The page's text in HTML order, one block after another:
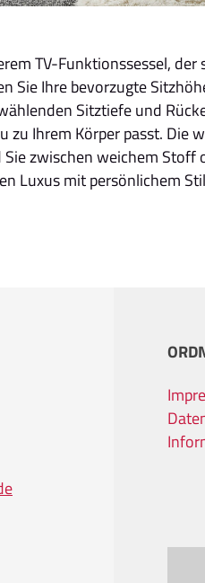
TV-Funktionssessel, der
Sie Ihre bevorzugte
Sitztiefe und
zu Ihrem Körper passt. Die
zwischen weichem Stoff
Luxus mit persönlichem